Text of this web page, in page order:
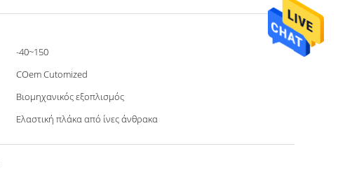
-40~150
COem Cutomized
Βιομηχανικός εξοπλισμός
Ελαστική πλάκα από ίνες άνθρακα